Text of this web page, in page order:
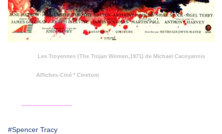
Les Troyennes (The Trojan Women,1971) de Michael Cacoyannis
Affiches-Ciné * Cinetom
#Spencer Tracy